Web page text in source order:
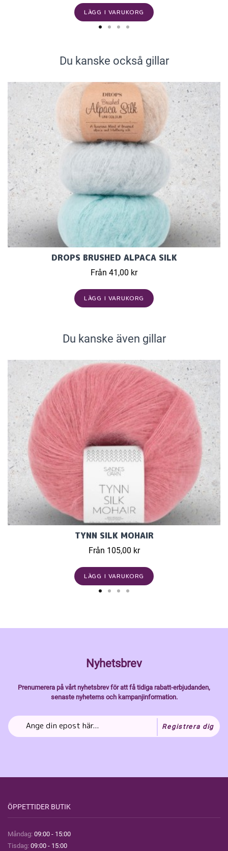
LÄGG I VARUKORG
Du kanske också gillar
DROPS BRUSHED ALPACA SILK
Från 41,00 kr
LÄGG I VARUKORG
Du kanske även gillar
TYNN SILK MOHAIR
Från 105,00 kr
LÄGG I VARUKORG
Nyhetsbrev
Prenumerera på vårt nyhetsbrev för att få tidiga rabatt-erbjudanden,
senaste nyheterns och kampanjinformation.
Registrera dig
ÖPPETTIDER BUTIK
Måndag: 09:00 - 15:00
Tisdag: 09:00 - 15:00